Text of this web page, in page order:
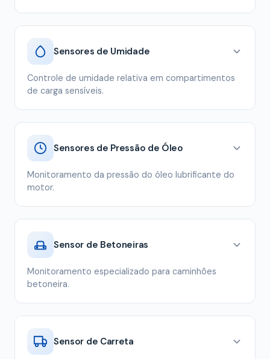
Sensores de Umidade
Controle de umidade relativa em compartimentos
de carga sensíveis.
Sensores de Pressão de Óleo
Monitoramento da pressão do óleo lubrificante do
motor.
Sensor de Betoneiras
Monitoramento especializado para caminhões
betoneira.
Sensor de Carreta